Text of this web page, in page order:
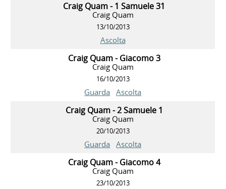
Craig Quam - 1 Samuele 31
Craig Quam
13/10/2013
Ascolta
Craig Quam - Giacomo 3
Craig Quam
16/10/2013
Guarda Ascolta
Craig Quam - 2 Samuele 1
Craig Quam
20/10/2013
Guarda Ascolta
Craig Quam - Giacomo 4
Craig Quam
23/10/2013